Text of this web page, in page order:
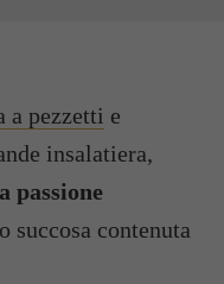
a pezzetti e
insalatiera,
passione
succosa contenuta